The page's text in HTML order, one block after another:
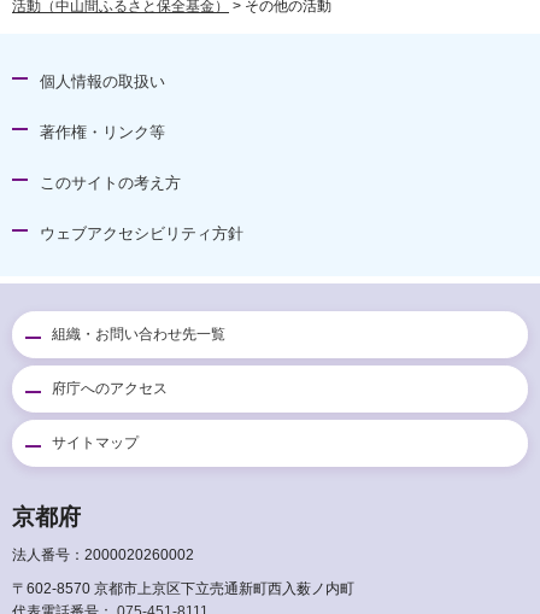
活動（中山間ふるさと保全基金）
> その他の活動
個人情報の取扱い
著作権・リンク等
このサイトの考え方
ウェブアクセシビリティ方針
組織・お問い合わせ先一覧
府庁へのアクセス
サイトマップ
京都府
法人番号：2000020260002
〒602-8570 京都市上京区下立売通新町西入薮ノ内町